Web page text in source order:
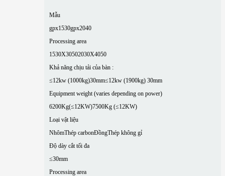
Mẫu
gpx1530gpx2040
Processing area
1530X30502030X4050
Khả năng chịu tải của bàn :
≤12kw (1000kg)30mm≤12kw (1900kg) 30mm
Equipment weight (varies depending on power)
6200Kg(≤12KW)7500Kg (≤12KW)
Loại vật liệu
NhômThép carbonĐồngThép không gỉ
Độ dày cắt tối đa
≤30mm
Processing area